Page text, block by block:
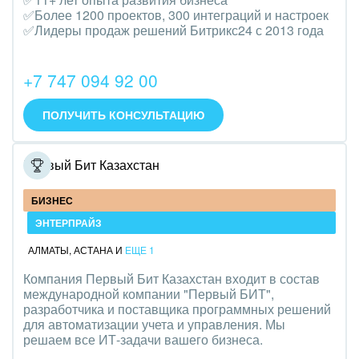
Трудоустройство
Красота, фитнес, спорт
PR, маркетинг, реклама,
АПК и пищевая промышленность
Выставки, семинары, конференции
Горнодобывающая отрасль
Досуг, туризм и отдых
Изготовление памятников и мемориальных
комплексов
Инвестиционный бизнес
✅Более 1200 проектов, 300 интеграций и настроек
✅Лидеры продаж решений Битрикс24 с 2013 года
+7 747 094 92 00
ПОЛУЧИТЬ КОНСУЛЬТАЦИЮ
Первый Бит Казахстан
БИЗНЕС
ЭНТЕРПРАЙЗ
АЛМАТЫ, АСТАНА И ЕЩЕ 1
Компания Первый Бит Казахстан входит в состав
международной компании "Первый БИТ",
разработчика и поставщика программных решений
для автоматизации учета и управления. Мы
решаем все ИТ-задачи вашего бизнеса.